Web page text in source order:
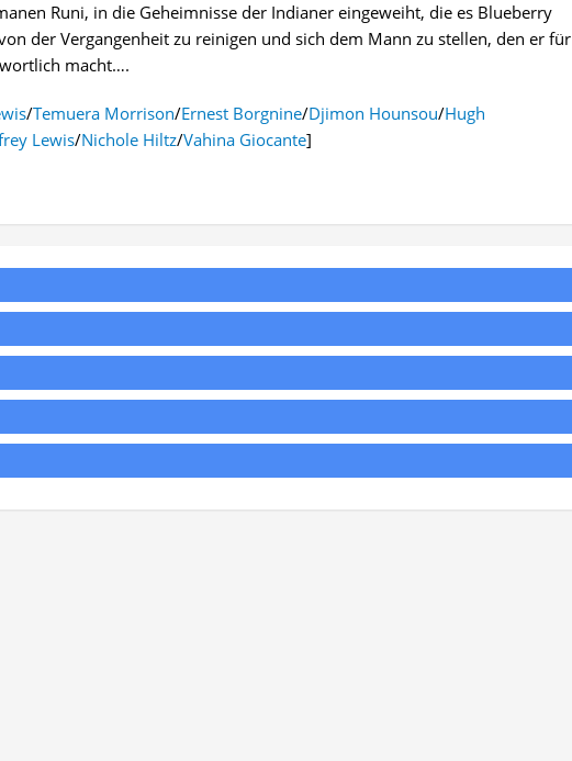
Runi, in die Geheimnisse der Indianer eingeweiht, die es Blueberry
der Vergangenheit zu reinigen und sich dem Mann zu stellen, den er für
macht….
/Temuera Morrison/Ernest Borgnine/Djimon Hounsou/Hugh
Lewis/Nichole Hiltz/Vahina Giocante]